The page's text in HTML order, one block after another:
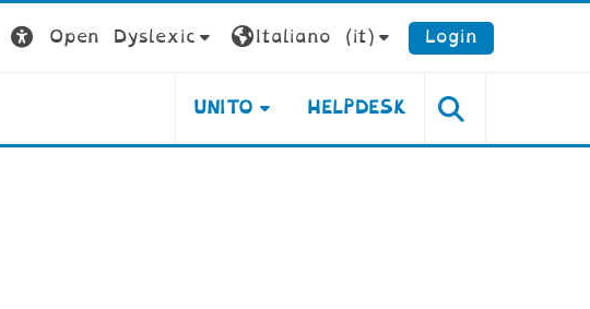
Open Dyslexic
Italiano ‎(it)‎ Login
UNITO HELPDESK